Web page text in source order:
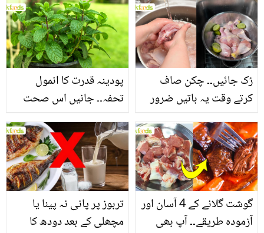
منرلز اور اینٹی آکسیڈنٹس
سے بھرپور اس سبزی کے
فائدے
بنانے کے چند قدرتی طریقے
پودینہ قدرت کا انمول
تحفہ۔۔ جانیں اس صحت
انگیز طبی فوائد
رُک جائیں۔۔ چکن صاف
کرتے وقت یہ باتیں ضرور
تربوز پر پانی نہ پینا یا
مچھلی کے بعد دودھ کا
گوشت گلانے کے 4 آسان اور
آزمودہ طریقے۔۔ آپ بھی